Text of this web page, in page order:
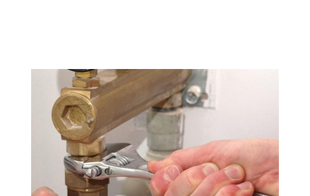
Quelles sont les entreprises de
Massage à Arcachon les mieux
équipées techniquement ?
15 minutes
Les meilleures applis mobiles pour
réussir vos road trips à moto